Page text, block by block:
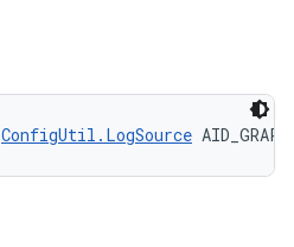
ConfigUtil.LogSource